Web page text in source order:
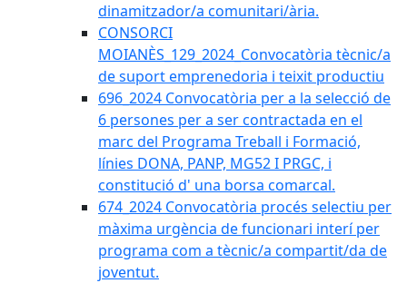
dinamitzador/a comunitari/ària.
CONSORCI
MOIANÈS_129_2024_Convocatòria tècnic/a
de suport emprenedoria i teixit productiu
696_2024 Convocatòria per a la selecció de
6 persones per a ser contractada en el
marc del Programa Treball i Formació,
línies DONA, PANP, MG52 I PRGC, i
constitució d' una borsa comarcal.
674_2024 Convocatòria procés selectiu per
màxima urgència de funcionari interí per
programa com a tècnic/a compartit/da de
joventut.